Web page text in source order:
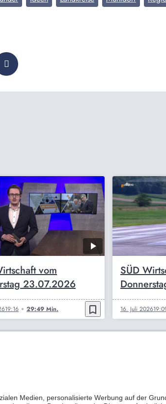
vom
23.07.2026
19:16 29:49 Min. bookmark_border
SÜD
16. Juli 2026